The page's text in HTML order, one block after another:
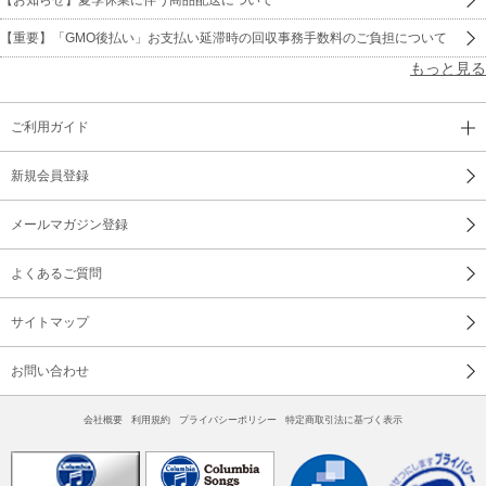
【重要】「GMO後払い」お支払い延滞時の回収事務手数料のご負担について
もっと見る
ご利用ガイド
新規会員登録
メールマガジン登録
よくあるご質問
サイトマップ
お問い合わせ
会社概要 利用規約 プライバシーポリシー 特定商取引法に基づく表示